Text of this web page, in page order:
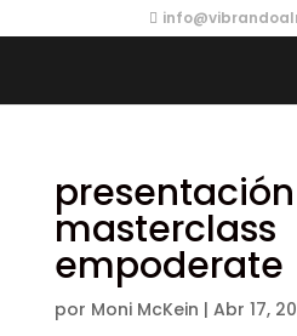
presentación
masterclass
empoderate
por Moni McKein | Abr 17,